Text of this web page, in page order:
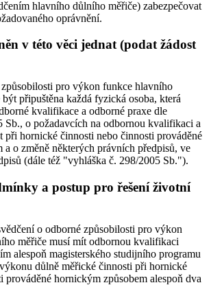
hlavního důlního měřiče) zabezpečovat
oprávnění.
v této věci jednat (podat žádost
pro výkon funkce hlavního
připuštěna každá fyzická osoba, která
kvalifikace a odborné praxe dle
Sb., o požadavcích na odbornou kvalifikaci a
při hornické činnosti nebo činnosti prováděné
a o změně některých právních předpisů, ve
(dále též "vyhláška č. 298/2005 Sb.").
a postup pro řešení životní
o odborné způsobilosti pro výkon
měřiče musí mít odbornou kvalifikaci
alespoň magisterského studijního programu
důlně měřické činnosti při hornické
prováděné hornickým způsobem alespoň dva